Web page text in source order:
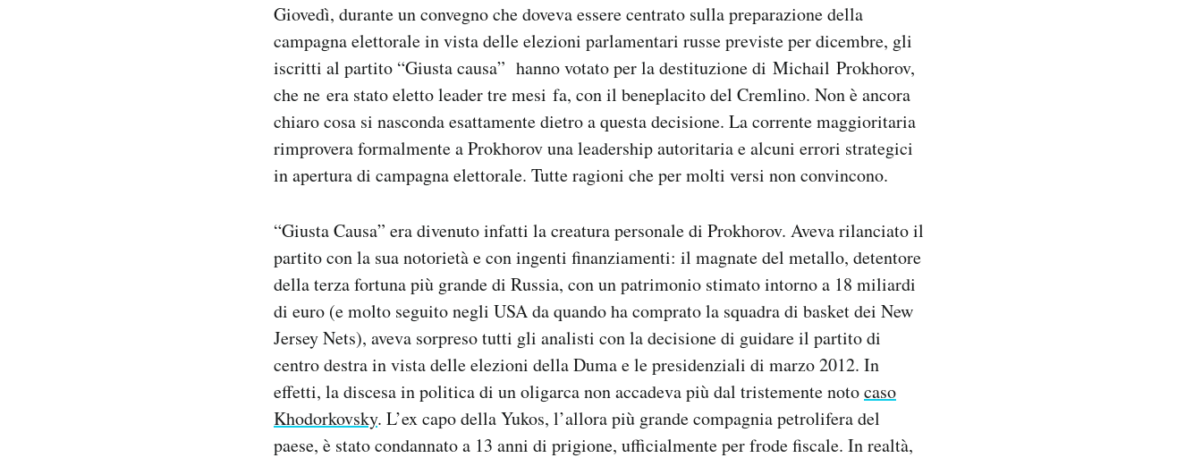
Giovedì, durante un convegno che doveva essere centrato sulla preparazione della
campagna elettorale in vista delle elezioni parlamentari russe previste per dicembre, gli
iscritti al partito “Giusta causa” hanno votato per la destituzione di Michail Prokhorov,
che ne era stato eletto leader tre mesi fa, con il beneplacito del Cremlino. Non è ancora
chiaro cosa si nasconda esattamente dietro a questa decisione. La corrente maggioritaria
rimprovera formalmente a Prokhorov una leadership autoritaria e alcuni errori strategici
in apertura di campagna elettorale. Tutte ragioni che per molti versi non convincono.
“Giusta Causa” era divenuto infatti la creatura personale di Prokhorov. Aveva rilanciato il
partito con la sua notorietà e con ingenti finanziamenti: il magnate del metallo, detentore
della terza fortuna più grande di Russia, con un patrimonio stimato intorno a 18 miliardi
di euro (e molto seguito negli USA da quando ha comprato la squadra di basket dei New
Jersey Nets), aveva sorpreso tutti gli analisti con la decisione di guidare il partito di
centro destra in vista delle elezioni della Duma e le presidenziali di marzo 2012. In
effetti, la discesa in politica di un oligarca non accadeva più dal tristemente notocaso
Khodorkovsky. L’ex capo della Yukos, l’allora più grande compagnia petrolifera del
paese, è stato condannato a 13 anni di prigione, ufficialmente per frode fiscale. In realtà,